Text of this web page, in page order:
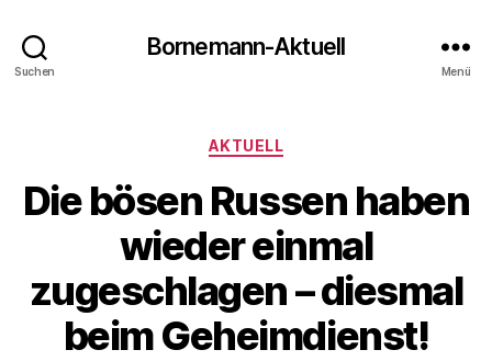
Suchen
Bornemann-Aktuell
Menü
Kategorien
AKTUELL
Die bösen Russen haben
wieder einmal
zugeschlagen – diesmal
beim Geheimdienst!